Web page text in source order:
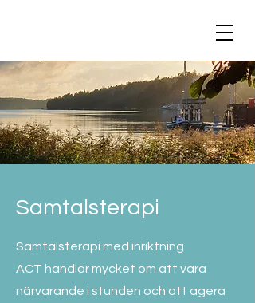
Samtalsterapi
​Samtalsterapi med inriktning
ACT handlar mycket om att vara
närvarande i stunden och att agera